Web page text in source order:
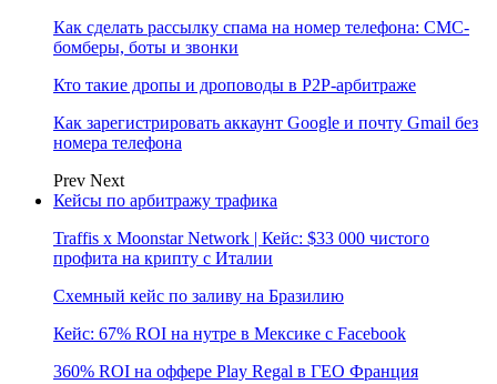
Как сделать рассылку спама на номер телефона: СМС-
бомберы, боты и звонки
Кто такие дропы и дроповоды в P2P-арбитраже
Как зарегистрировать аккаунт Google и почту Gmail без
номера телефона
Prev Next
Кейсы по арбитражу трафика
Traffis x Moonstar Network | Кейс: $33 000 чистого
профита на крипту с Италии
Схемный кейс по заливу на Бразилию
Кейс: 67% ROI на нутре в Мексике с Facebook
360% ROI на оффере Play Regal в ГЕО Франция